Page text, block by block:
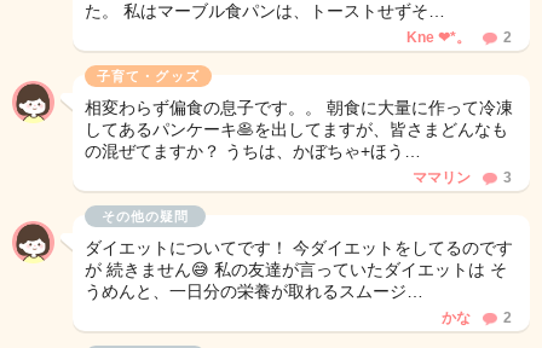
た。 私はマーブル食パンは、トーストせずそ…
Kne ❤︎*。 2
子育て・グッズ
相変わらず偏食の息子です。。 朝食に大量に作って冷凍
してあるパンケーキ🥞を出してますが、皆さまどんなも
の混ぜてますか？ うちは、かぼちゃ+ほう…
ママリン 3
その他の疑問
ダイエットについてです！ 今ダイエットをしてるのです
が 続きません😅 私の友達が言っていたダイエットは そ
うめんと、一日分の栄養が取れるスムージ…
かな 2